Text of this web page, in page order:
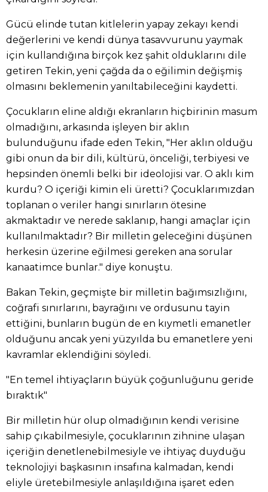
Gücü elinde tutan kitlelerin yapay zekayı kendi
değerlerini ve kendi dünya tasavvurunu yaymak
için kullandığına birçok kez şahit olduklarını dile
getiren Tekin, yeni çağda da o eğilimin değişmiş
olmasını beklemenin yanıltabileceğini kaydetti.
Çocukların eline aldığı ekranların hiçbirinin masum
olmadığını, arkasında işleyen bir aklın
bulunduğunu ifade eden Tekin, "Her aklın olduğu
gibi onun da bir dili, kültürü, önceliği, terbiyesi ve
hepsinden önemli belki bir ideolojisi var. O aklı kim
kurdu? O içeriği kimin eli üretti? Çocuklarımızdan
toplanan o veriler hangi sınırların ötesine
akmaktadır ve nerede saklanıp, hangi amaçlar için
kullanılmaktadır? Bir milletin geleceğini düşünen
herkesin üzerine eğilmesi gereken ana sorular
kanaatimce bunlar." diye konuştu.
Bakan Tekin, geçmişte bir milletin bağımsızlığını,
coğrafi sınırlarını, bayrağını ve ordusunu tayin
ettiğini, bunların bugün de en kıymetli emanetler
olduğunu ancak yeni yüzyılda bu emanetlere yeni
kavramlar eklendiğini söyledi.
"En temel ihtiyaçların büyük çoğunluğunu geride
bıraktık"
Bir milletin hür olup olmadığının kendi verisine
sahip çıkabilmesiyle, çocuklarının zihnine ulaşan
içeriğin denetlenebilmesiyle ve ihtiyaç duyduğu
teknolojiyi başkasının insafına kalmadan, kendi
eliyle üretebilmesiyle anlaşıldığına işaret eden